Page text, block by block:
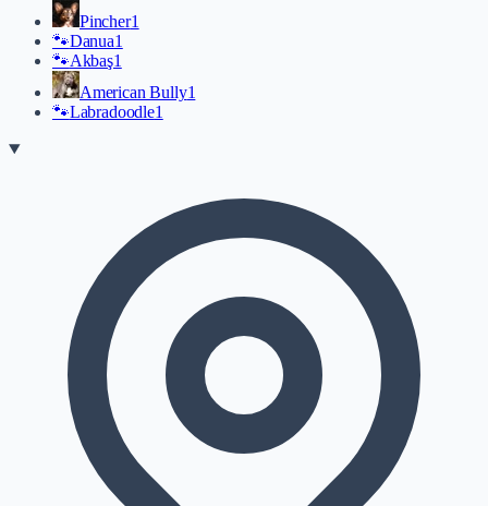
Pincher1
🐾Danua1
🐾Akbaş1
American Bully1
🐾Labradoodle1